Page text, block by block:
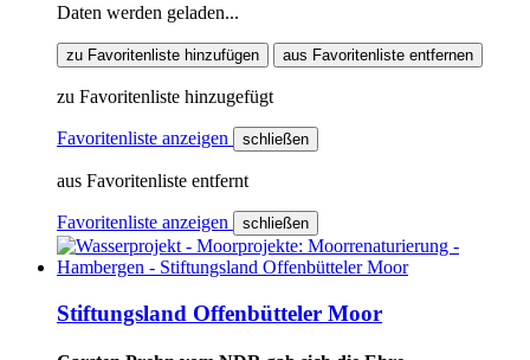
Daten werden geladen...
zu Favoritenliste hinzufügen aus Favoritenliste entfernen
zu Favoritenliste hinzugefügt
Favoritenliste anzeigen schließen
aus Favoritenliste entfernt
Favoritenliste anzeigen schließen
Stiftungsland Offenbütteler Moor